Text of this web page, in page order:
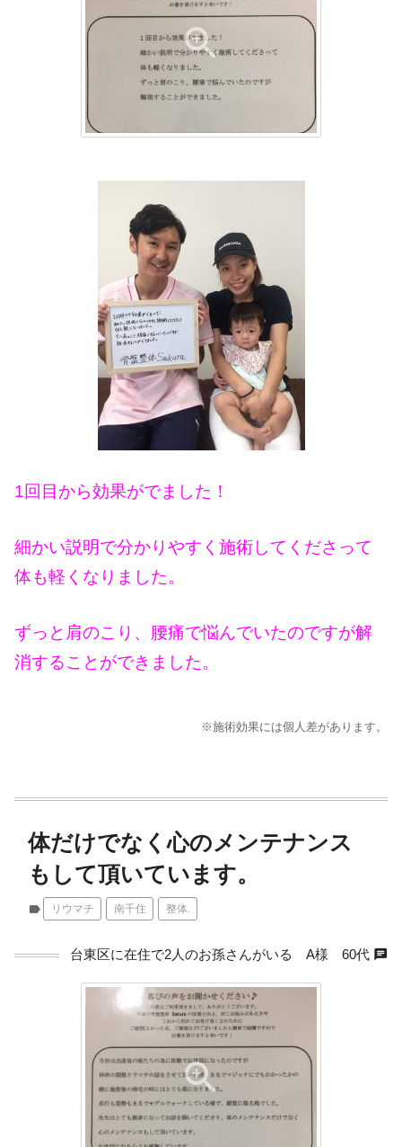
1回目から効果がでました！
細かい説明で分かりやすく施術してくださって
体も軽くなりました。
ずっと肩のこり、腰痛で悩んでいたのですが解
消することができました。
※施術効果には個人差があります。
体だけでなく心のメンテナンス
もして頂いています。
label リウマチ 南千住 整体.
台東区に在住で2人のお孫さんがいる A様 60代 chat